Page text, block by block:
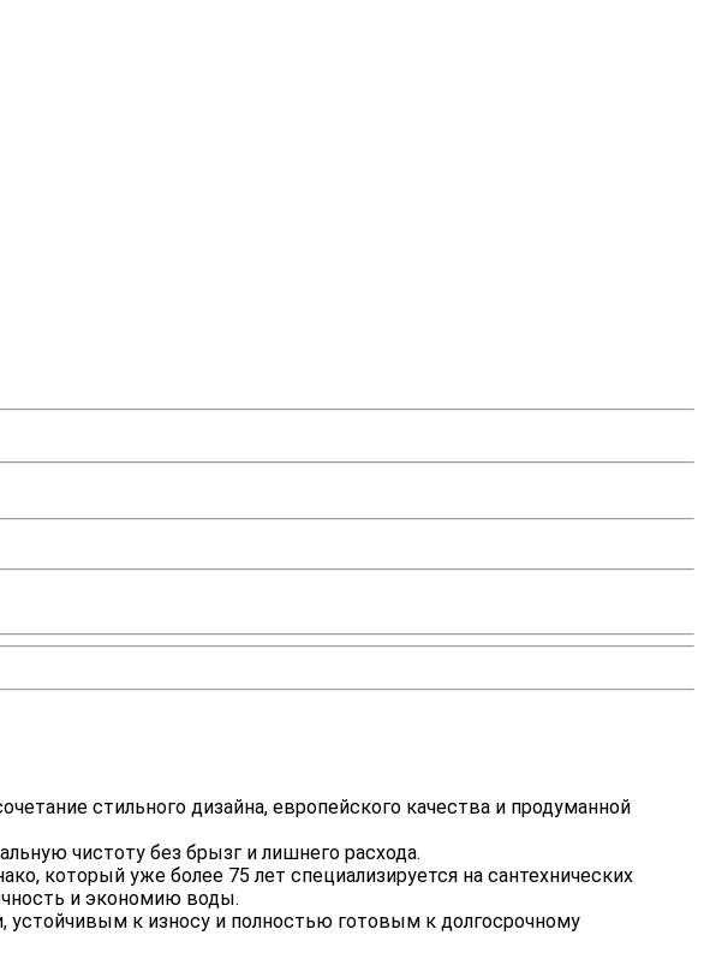
стильного дизайна, европейского качества и продуманной
чистоту без брызг и лишнего расхода.
который уже более 75 лет специализируется на сантехнических
и экономию воды.
устойчивым к износу и полностью готовым к долгосрочному